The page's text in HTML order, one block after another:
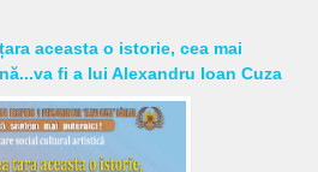
aceasta o istorie, cea mai
fi a lui Alexandru Ioan Cuza